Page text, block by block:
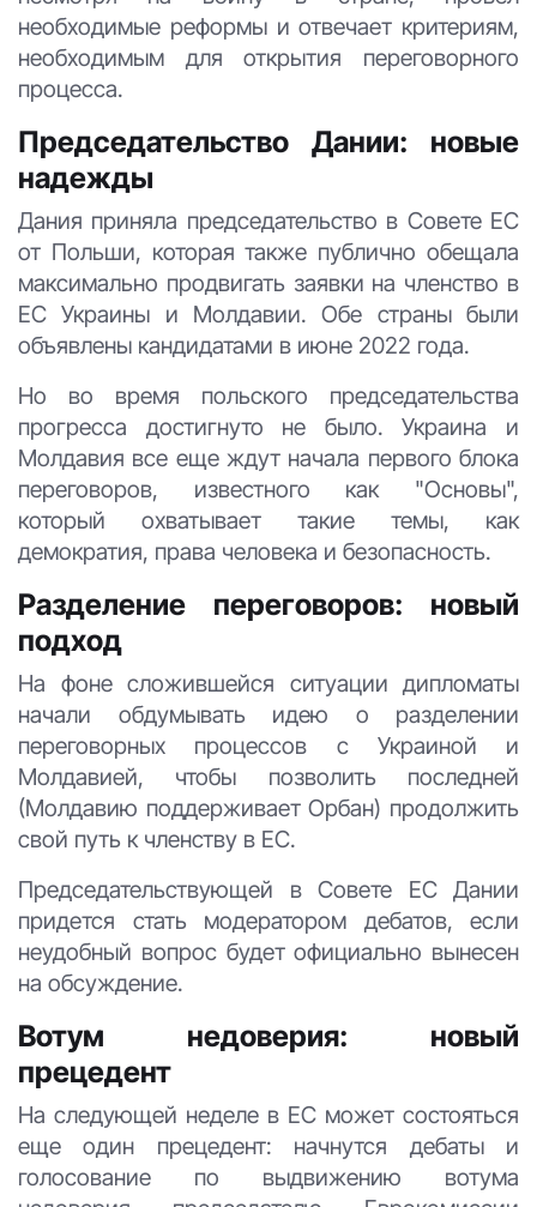
необходимые реформы и отвечает критериям,
необходимым для открытия переговорного
процесса.
Председательство Дании: новые
надежды
Дания приняла председательство в Совете ЕС
от Польши, которая также публично обещала
максимально продвигать заявки на членство в
ЕС Украины и Молдавии. Обе страны были
объявлены кандидатами в июне 2022 года.
Но во время польского председательства
прогресса достигнуто не было. Украина и
Молдавия все еще ждут начала первого блока
переговоров, известного как "Основы",
который охватывает такие темы, как
демократия, права человека и безопасность.
Разделение переговоров: новый
подход
На фоне сложившейся ситуации дипломаты
начали обдумывать идею о разделении
переговорных процессов с Украиной и
Молдавией, чтобы позволить последней
(Молдавию поддерживает Орбан) продолжить
свой путь к членству в ЕС.
Председательствующей в Совете ЕС Дании
придется стать модератором дебатов, если
неудобный вопрос будет официально вынесен
на обсуждение.
Вотум недоверия: новый
прецедент
На следующей неделе в ЕС может состояться
еще один прецедент: начнутся дебаты и
голосование по выдвижению вотума